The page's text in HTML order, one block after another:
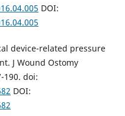
DOI:
device-related pressure
J Wound Ostomy
190. doi:
DOI: